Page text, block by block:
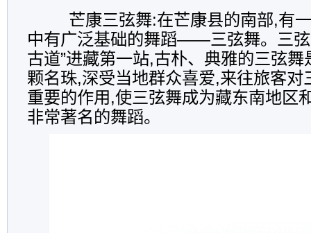
芒康三弦舞:在芒康县的南部,有
中有广泛基础的舞蹈——三弦舞。三弦
古道”进藏第一站,古朴、典雅的三弦舞
颗名珠,深受当地群众喜爱,来往旅客对
重要的作用,使三弦舞成为藏东南地区
非常著名的舞蹈。